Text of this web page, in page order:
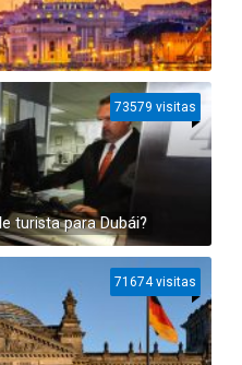
turista para Dubái?
73579 visitas
71674 visitas